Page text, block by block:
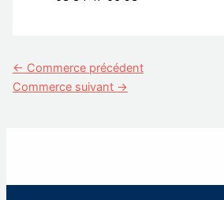
← Commerce précédent
Commerce suivant →